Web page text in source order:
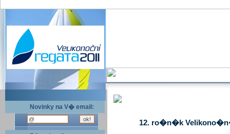
Novinky na V� email:
12. ro�n�k